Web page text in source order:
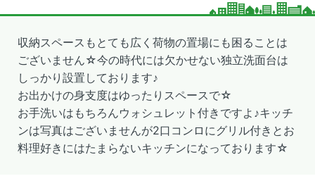
収納スペースもとても広く荷物の置場にも困ることは
ございません☆今の時代には欠かせない独立洗面台は
しっかり設置しております♪
お出かけの身支度はゆったりスペースで☆
お手洗いはもちろんウォシュレット付きですよ♪キッチ
ンは写真はございませんが2口コンロにグリル付きとお
料理好きにはたまらないキッチンになっております☆